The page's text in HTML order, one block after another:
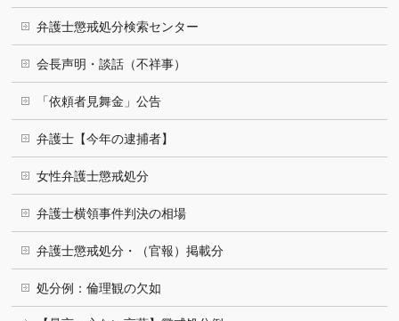
弁護士懲戒処分検索センター
会長声明・談話（不祥事）
「依頼者見舞金」公告
弁護士【今年の逮捕者】
女性弁護士懲戒処分
弁護士横領事件判決の相場
弁護士懲戒処分・（官報）掲載分
処分例：倫理観の欠如